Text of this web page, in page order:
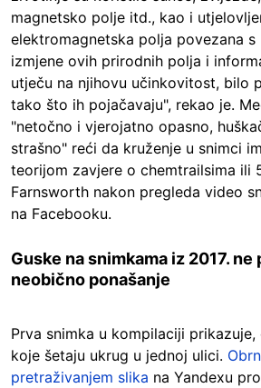
magnetsko polje itd., kao i
elektromagnetska polja povezana s
izmjene ovih prirodnih polja i
utječu na njihovu učinkovitost, bilo
tako što ih pojačavaju", rekao je.
"netočno i vjerojatno opasno,
strašno" reći da kruženje u snimci
teorijom zavjere o chemtrailsima ili
Farnsworth nakon pregleda video
na Facebooku.
Guske na snimkama iz 2017. ne
neobično ponašanje
Prva snimka u kompilaciji
koje šetaju ukrug u jednoj ulici.
pretraživanjem slika na Yandexu